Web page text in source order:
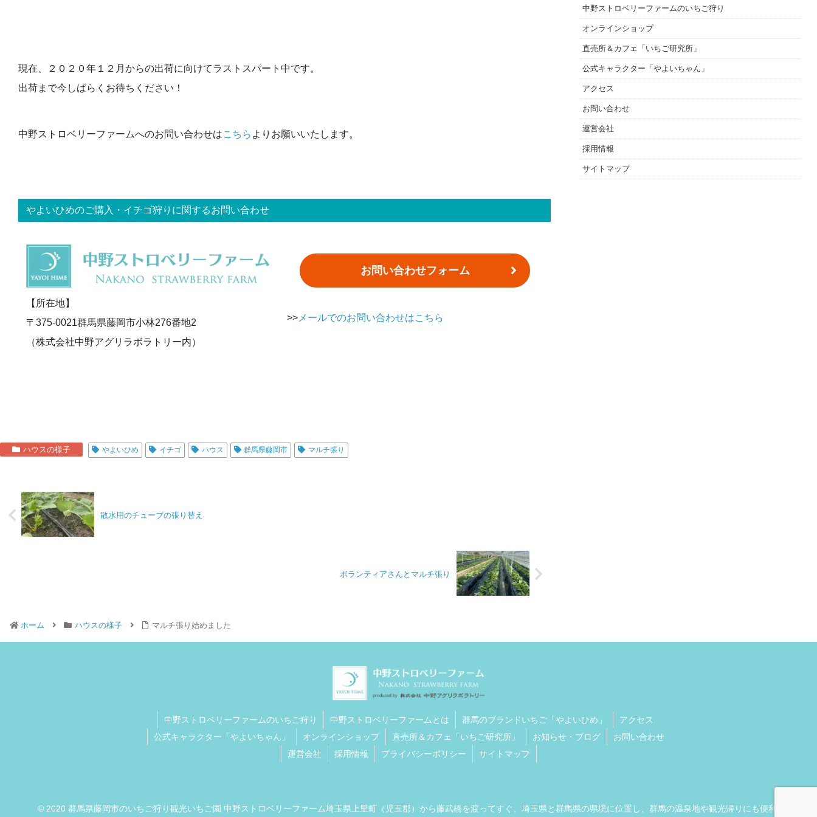
現在、２０２０年１２月からの出荷に向けてラストスパート中です。
出荷まで今しばらくお待ちください！
中野ストロベリーファームへのお問い合わせはこちら よりお願いいたします。
やよいひめのご購入・イチゴ狩りに関するお問い合わせ
【所在地】
〒375-0021群馬県藤岡市小林276番地2
（株式会社中野アグリラボラトリー内）
お問い合わせフォーム
>> メールでのお問い合わせはこちら
ハウスの様子 やよいひめ イチゴ ハウス 群馬県藤岡市 マルチ張り
散水用のチューブの張り替え
ボランティアさんとマルチ張り
ホーム ハウスの様子 マルチ張り始めました
中野ストロベリーファームのいちご狩り
オンラインショップ
直売所＆カフェ「いちご研究所」
公式キャラクター「やよいちゃん」
アクセス
お問い合わせ
運営会社
採用情報
サイトマップ
中野ストロベリーファームのいちご狩り 中野ストロベリーファームとは 群馬のブランドいちご「やよいひめ」
アクセス
公式キャラクター「やよいちゃん」
オンラインショップ 直売所＆カフェ「いちご研究所」 お知らせ・ブログ
お問い合わせ
運営会社
採用情報 プライバシーポリシー サイトマップ
© 2020 群馬県藤岡市のいちご狩り観光いちご園 中野ストロベリーファーム埼玉県上里町（児玉郡）から藤武橋を渡ってすぐ、埼玉県と群馬県の県境に位置し、群馬の温泉地や観光帰りにも便利.